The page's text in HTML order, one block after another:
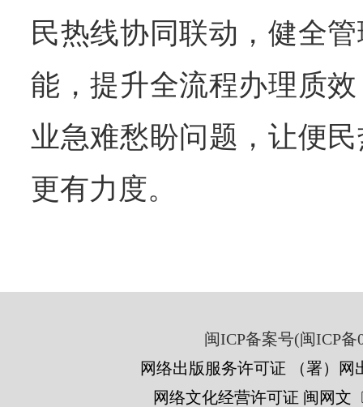
民热线协同联动，健全
能，提升全流程办理质
业急难愁盼问题，让便
更有力度。
闽ICP备案号(闽ICP备
网络出版服务许可证 （署）网
网络文化经营许可证 闽网文